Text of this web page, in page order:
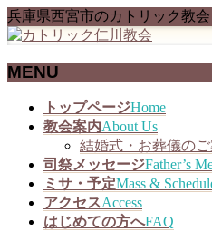
兵庫県西宮市のカトリック教会
MENU
トップページHome
教会案内About Us
結婚式・お葬儀のご
司祭メッセージFather’s
ミサ・予定Mass &
アクセスAccess
はじめての方へFAQ